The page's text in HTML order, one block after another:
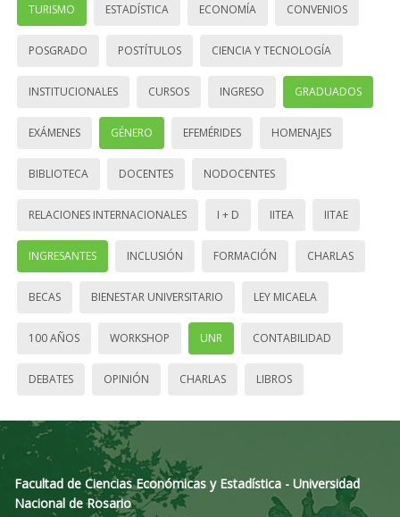
TURISMO ESTADÍSTICA ECONOMÍA CONVENIOS
POSGRADO POSTÍTULOS CIENCIA Y TECNOLOGÍA
INSTITUCIONALES CURSOS INGRESO GRADUADOS
EXÁMENES GÉNERO EFEMÉRIDES HOMENAJES
BIBLIOTECA DOCENTES NODOCENTES
RELACIONES INTERNACIONALES I + D IITEA IITAE
INGRESANTES INCLUSIÓN FORMACIÓN CHARLAS
BECAS BIENESTAR UNIVERSITARIO LEY MICAELA
100 AÑOS WORKSHOP UNR CONTABILIDAD
DEBATES OPINIÓN CHARLAS LIBROS
Facultad de Ciencias Económicas y Estadística - Universidad
Nacional de Rosario